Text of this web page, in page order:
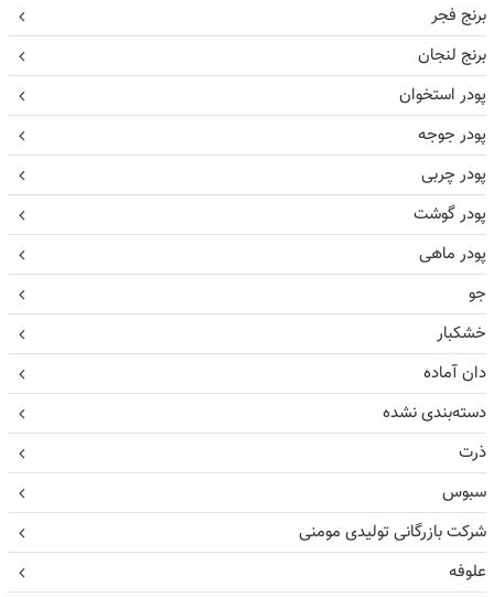
برنج فجر
برنج لنجان
پودر استخوان
پودر جوجه
پودر چربی
پودر گوشت
پودر ماهی
جو
خشکبار
دان آماده
دسته‌بندی نشده
ذرت
سبوس
شرکت بازرگانی تولیدی مومنی
علوفه